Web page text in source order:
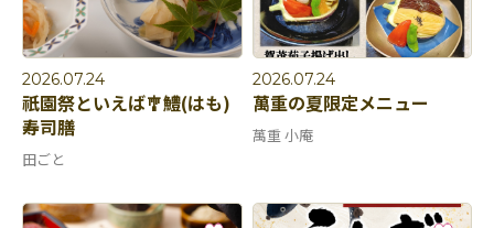
2026.07.24
祇園祭といえば🎐鱧(はも)
寿司膳
田ごと
2026.07.24
萬重の夏限定メニュー
萬重 小庵